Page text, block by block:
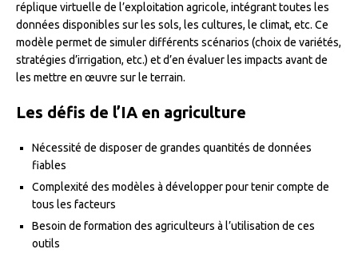
réplique virtuelle de l’exploitation agricole, intégrant toutes les
données disponibles sur les sols, les cultures, le climat, etc. Ce
modèle permet de simuler différents scénarios (choix de variétés,
stratégies d’irrigation, etc.) et d’en évaluer les impacts avant de
les mettre en œuvre sur le terrain.
Les défis de l’IA en agriculture
Nécessité de disposer de grandes quantités de données
fiables
Complexité des modèles à développer pour tenir compte de
tous les facteurs
Besoin de formation des agriculteurs à l’utilisation de ces
outils